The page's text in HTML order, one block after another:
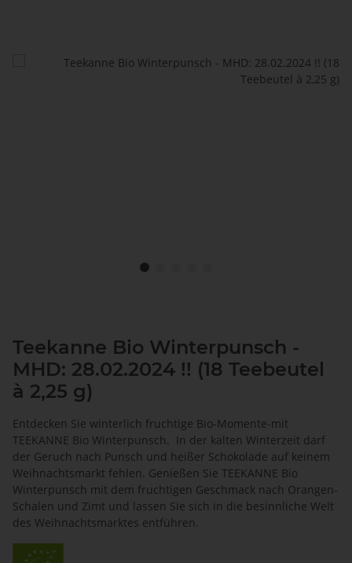
Teekanne Bio Winterpunsch -
MHD: 28.02.2024 !! (18 Teebeutel
à 2,25 g)
Entdecken Sie winterlich fruchtige Bio-Momente-mit
TEEKANNE Bio Winterpunsch. In der kalten Winterzeit darf
der Geruch nach Punsch und heißer Schokolade auf keinem
Weihnachtsmarkt fehlen. Genießen Sie TEEKANNE Bio
Winterpunsch mit dem fruchtigen Geschmack nach Orangen-
Schalen und Zimt und lassen Sie sich in die besinnliche Welt
des Weihnachtsmarktes entführen.